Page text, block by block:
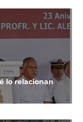
lo relacionan